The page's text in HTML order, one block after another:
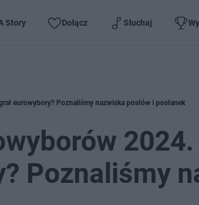
Story Dołącz Słuchaj
eurowybory? Poznaliśmy nazwiska posłów i posłanek
2024.
Poznaliśmy